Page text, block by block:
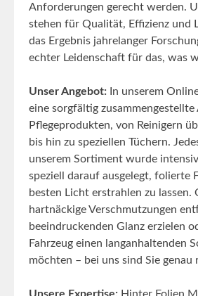
Anforderungen gerecht werden.
stehen für Qualität, Effizienz und
das Ergebnis jahrelanger
echter Leidenschaft für das, was
Unser Angebot: In unserem
eine sorgfältig zusammengestellte
Pflegeprodukten, von Reinigern
bis hin zu speziellen Tüchern.
unserem Sortiment wurde
speziell darauf ausgelegt, folierte
besten Licht erstrahlen zu lassen.
hartnäckige Verschmutzungen
beeindruckenden Glanz erzielen
Fahrzeug einen langanhaltenden
möchten – bei uns sind Sie genau